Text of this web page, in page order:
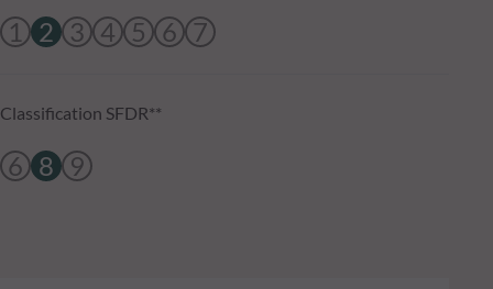
1 2 3 4 5 6 7
Classification SFDR**
6 8 9